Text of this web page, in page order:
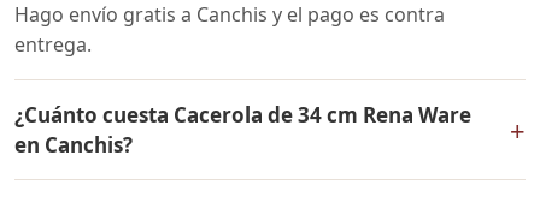
Hago envío gratis a Canchis y el pago es contra
entrega.
¿Cuánto cuesta Cacerola de 34 cm Rena Ware
en Canchis?
+